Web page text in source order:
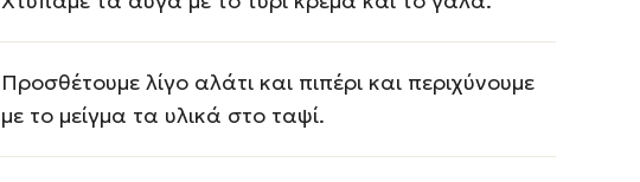
Προσθέτουμε λίγο αλάτι και πιπέρι και περιχύνουμε
με το μείγμα τα υλικά στο ταψί.